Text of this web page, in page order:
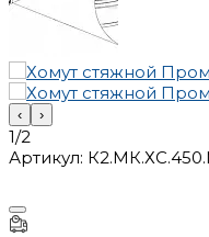
‹ ›
1/2
Артикул: